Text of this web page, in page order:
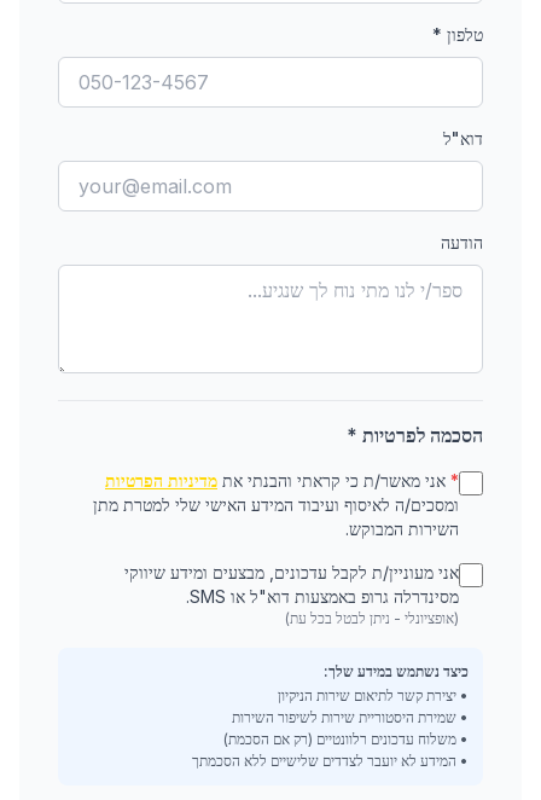
טלפון *
דוא"ל
הודעה
הסכמה לפרטיות *
* אני מאשר/ת כי קראתי והבנתי את מדיניות הפרטיות
ומסכים/ה לאיסוף ועיבוד המידע האישי שלי למטרת מתן
השירות המבוקש.
אני מעוניין/ת לקבל עדכונים, מבצעים ומידע שיווקי
מסינדרלה גרופ באמצעות דוא"ל או SMS.
(אופציונלי - ניתן לבטל בכל עת)
כיצד נשתמש במידע שלך:
• יצירת קשר לתיאום שירות הניקיון
• שמירת היסטוריית שירות לשיפור השירות
• משלוח עדכונים רלוונטיים (רק אם הסכמת)
• המידע לא יועבר לצדדים שלישיים ללא הסכמתך